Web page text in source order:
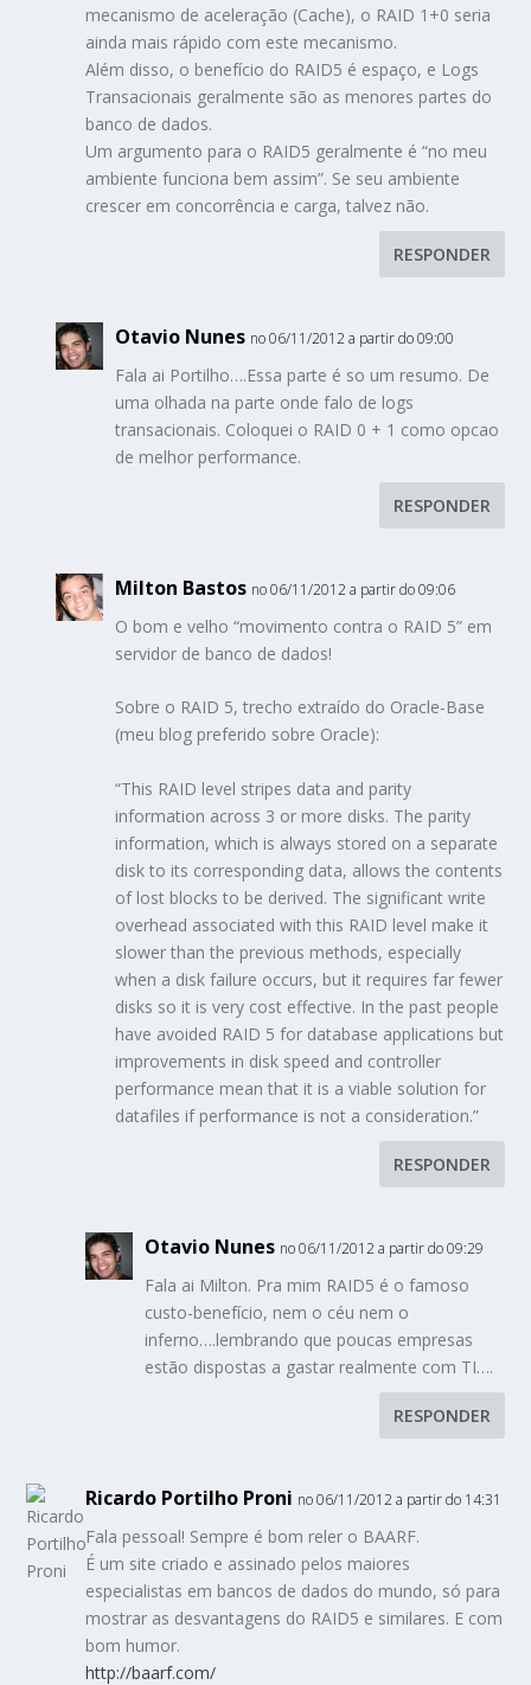
mecanismo de aceleração (Cache), o RAID 1+0 seria
ainda mais rápido com este mecanismo.
Além disso, o benefício do RAID5 é espaço, e Logs
Transacionais geralmente são as menores partes do
banco de dados.
Um argumento para o RAID5 geralmente é “no meu
ambiente funciona bem assim”. Se seu ambiente
crescer em concorrência e carga, talvez não.
RESPONDER
Otavio Nunes no 06/11/2012 a partir do 09:00
Fala ai Portilho….Essa parte é so um resumo. De
uma olhada na parte onde falo de logs
transacionais. Coloquei o RAID 0 + 1 como opcao
de melhor performance.
RESPONDER
Milton Bastos no 06/11/2012 a partir do 09:06
O bom e velho “movimento contra o RAID 5” em
servidor de banco de dados!
Sobre o RAID 5, trecho extraído do Oracle-Base
(meu blog preferido sobre Oracle):
“This RAID level stripes data and parity
information across 3 or more disks. The parity
information, which is always stored on a separate
disk to its corresponding data, allows the contents
of lost blocks to be derived. The significant write
overhead associated with this RAID level make it
slower than the previous methods, especially
when a disk failure occurs, but it requires far fewer
disks so it is very cost effective. In the past people
have avoided RAID 5 for database applications but
improvements in disk speed and controller
performance mean that it is a viable solution for
datafiles if performance is not a consideration.”
RESPONDER
Otavio Nunes no 06/11/2012 a partir do 09:29
Fala ai Milton. Pra mim RAID5 é o famoso
custo-benefício, nem o céu nem o
inferno….lembrando que poucas empresas
estão dispostas a gastar realmente com TI….
RESPONDER
Ricardo Portilho Proni no 06/11/2012 a partir do 14:31
Fala pessoal! Sempre é bom reler o BAARF.
É um site criado e assinado pelos maiores
especialistas em bancos de dados do mundo, só para
mostrar as desvantagens do RAID5 e similares. E com
bom humor.
http://baarf.com/